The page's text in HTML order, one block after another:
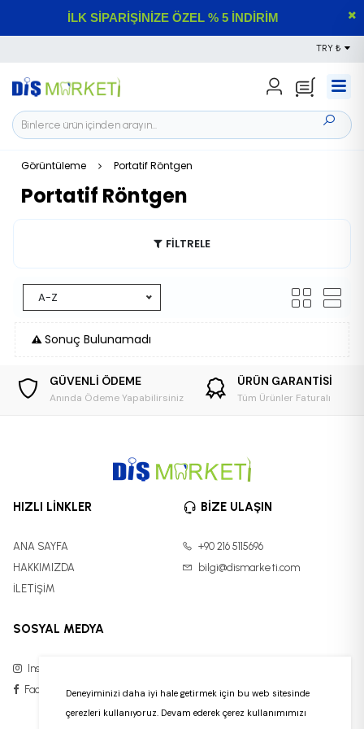
Deneyiminizi daha iyi hale getirmek için bu web sitesinde
çerezleri kullanıyoruz. Devam ederek çerez kullanımımızı
İLK SİPARİŞİNİZE ÖZEL % 5 İNDİRİM
TRY ₺
Görüntüleme Portatif Röntgen
Portatif Röntgen
FİLTRELE
A-Z
Sonuç Bulunamadı
GÜVENLİ ÖDEME
Anında Ödeme Yapabilirsiniz
ÜRÜN GARANTİSİ
Tüm Ürünler Faturalı
HIZLI LİNKLER
ANA SAYFA
HAKKIMIZDA
İLETİŞİM
BİZE ULAŞIN
+90 216 5115696
bilgi@dismarketi.com
SOSYAL MEDYA
Instagram
Facebook